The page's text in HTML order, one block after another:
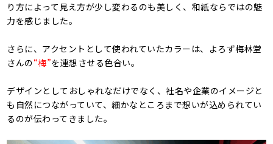
り方によって見え方が少し変わるのも美しく、和紙ならではの魅
力を感じました。
さらに、アクセントとして使われていたカラーは、よろず梅林堂
さんの“梅”を連想させる色合い。
デザインとしておしゃれなだけでなく、社名や企業のイメージと
も自然につながっていて、細かなところまで想いが込められてい
るのが伝わってきました。